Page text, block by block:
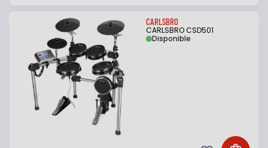
CARLSBRO
CARLSBRO CSD501
Disponible